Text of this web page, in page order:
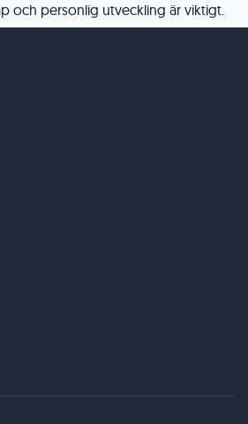
och personlig utveckling är viktigt.